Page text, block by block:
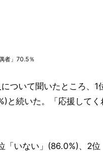
者」70.5％
ついて聞いたところ、
と続いた。「応援して
「いない」(86.0%)、2